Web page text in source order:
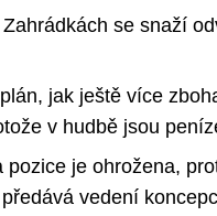
se snaží
jak ještě více
v hudbě jsou
pozice je ohrožena,
vedení